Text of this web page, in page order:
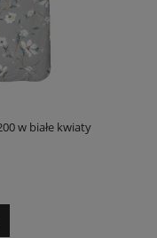
w białe kwiaty